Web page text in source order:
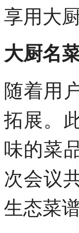
享用大
大厨名
随着用
拓展。
味的菜
次会议
生态菜